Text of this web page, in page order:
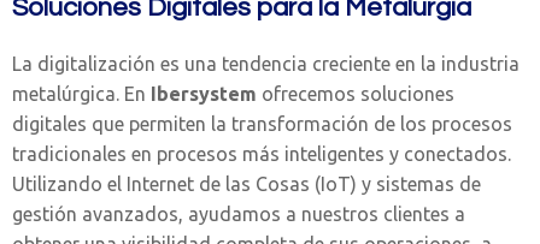
Soluciones Digitales para la Metalurgia
La digitalización es una tendencia creciente en la industria
metalúrgica. En Ibersystem ofrecemos soluciones
digitales que permiten la transformación de los procesos
tradicionales en procesos más inteligentes y conectados.
Utilizando el Internet de las Cosas (IoT) y sistemas de
gestión avanzados, ayudamos a nuestros clientes a